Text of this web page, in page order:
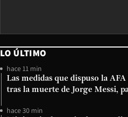
LO ÚLTIMO
hace 11 min
Las medidas que dispuso la
tras la muerte de Jorge Messi,
hace 30 min